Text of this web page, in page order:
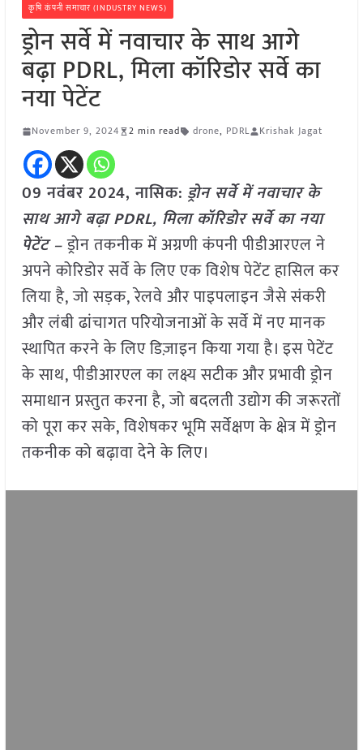
कृषि कंपनी समाचार (INDUSTRY NEWS)
ड्रोन सर्वे में नवाचार के साथ आगे
बढ़ा PDRL, मिला कॉरिडोर सर्वे का
नया पेटेंट
November 9, 2024 2 min read drone, PDRL Krishak Jagat
09 नवंबर 2024, नासिक: ड्रोन सर्वे में नवाचार के
साथ आगे बढ़ा PDRL, मिला कॉरिडोर सर्वे का नया
पेटेंट –ड्रोन तकनीक में अग्रणी कंपनी पीडीआरएल ने
अपने कोरिडोर सर्वे के लिए एक विशेष पेटेंट हासिल कर
लिया है, जो सड़क, रेलवे और पाइपलाइन जैसे संकरी
और लंबी ढांचागत परियोजनाओं के सर्वे में नए मानक
स्थापित करने के लिए डिज़ाइन किया गया है। इस पेटेंट
के साथ, पीडीआरएल का लक्ष्य सटीक और प्रभावी ड्रोन
समाधान प्रस्तुत करना है, जो बदलती उद्योग की जरूरतों
को पूरा कर सके, विशेषकर भूमि सर्वेक्षण के क्षेत्र में ड्रोन
तकनीक को बढ़ावा देने के लिए।